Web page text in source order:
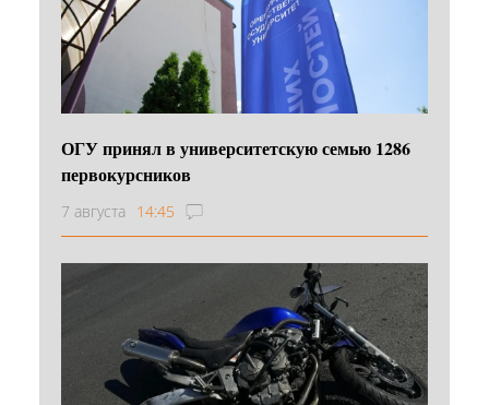
ОГУ принял в университетскую семью 1286
первокурсников
7 августа 14:45